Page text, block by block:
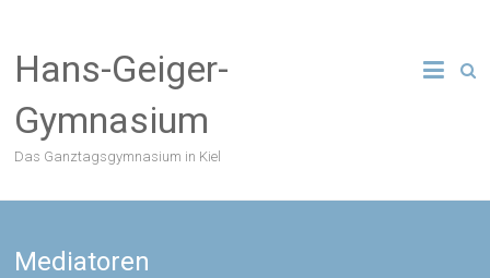
springen
Hans-Geiger-
Gymnasium
Das Ganztagsgymnasium in Kiel
Mediatoren